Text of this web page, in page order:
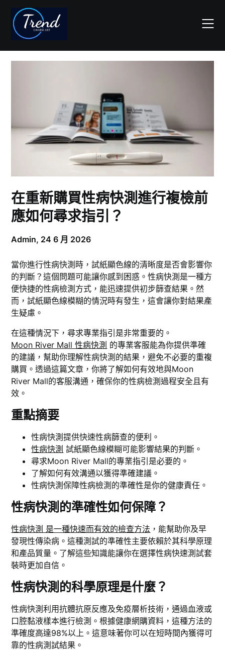
content
在重新購買性病快測進行複檢前
應如何尋求指引？
Admin, 24 6 月 2026
當你進行性病快測時，試紙顯色線的清晰度是否會影響你
的判斷？這個問題可能讓你感到困惑。性病快測是一種方
便快捷的性病檢測方式，能迅速提供初步篩查結果。然
而，試紙顯色線模糊的情況時有發生，這會讓你對結果產
生疑慮。
在這種情況下，尋求專業指引是非常重要的。
Moon River Mall 性病快測 的專業客服能為你提供準確
的建議，幫助你理解性病快測的結果，避免不必要的重複
購買。透過這篇文章，你將了解如何有效地與Moon
River Mall的客服溝通，確保你的性病檢測過程安全且有
效。
重點摘要
性病快測提供快速性病篩查的便利。
性病快測 試紙顯色線模糊可能影響結果的判斷。
尋求Moon River Mall的專業指引是必要的。
了解如何有效溝通以獲得準確建議。
性病快測保障性病檢測的準確性是你的健康責任。
性病快測的準確性如何保障？
性病快測 是一種快速而有效的檢查方法 ，能幫助你及早
發現性傳染病。這種測試的準確性主要依賴於其科學原理
和產品質量。了解這些知識能讓你在選擇性病快速測試套
裝時更加自信。
性病快測的科學原理是什麼？
性病快測利用抗體抗原反應及免疫層析技術，通過血液或
口腔黏液樣本進行檢測。根據健康網購資料，這種方法的
準確度高達98%以上。這意味著你可以在短時間內獲得可
靠的性病測試結果。